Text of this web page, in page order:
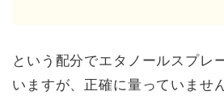
という配分でエタノールスプレ
いますが、正確に量っていません